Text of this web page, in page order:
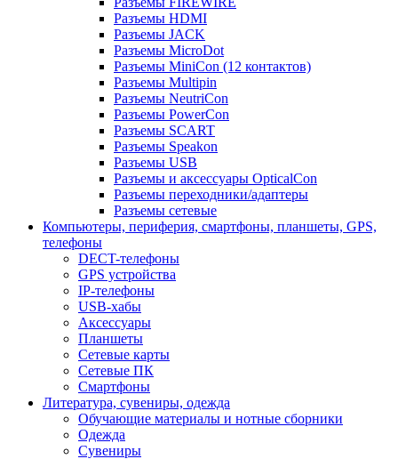
Разъемы HDMI
Разъемы JACK
Разъемы MicroDot
Разъемы MiniCon (12 контактов)
Разъемы Multipin
Разъемы NeutriCon
Разъемы PowerCon
Разъемы SCART
Разъемы Speakon
Разъемы USB
Разъемы и аксессуары OpticalCon
Разъемы переходники/адаптеры
Разъемы сетевые
Компьютеры, периферия, смартфоны, планшеты, GPS,
телефоны
DECT-телефоны
GPS устройства
IP-телефоны
USB-хабы
Аксессуары
Планшеты
Сетевые карты
Сетевые ПК
Смартфоны
Литература, сувениры, одежда
Обучающие материалы и нотные сборники
Одежда
Сувениры